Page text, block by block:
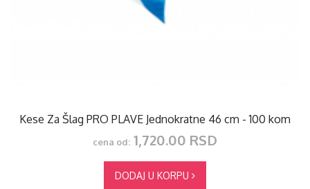
Kese Za Šlag PRO PLAVE Jednokratne 46 cm - 100 kom
cena od: 1,720.00 RSD
DODAJ U KORPU